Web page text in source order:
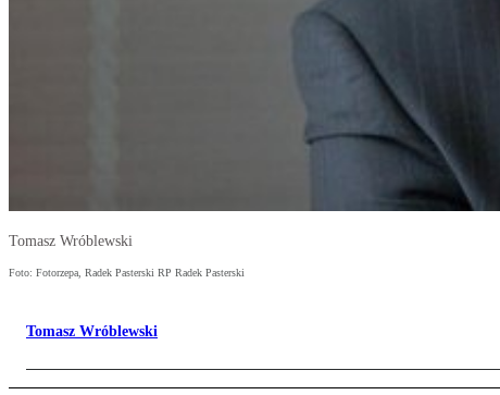
Tomasz Wróblewski
Foto: Fotorzepa, Radek Pasterski RP Radek Pasterski
Tomasz Wróblewski